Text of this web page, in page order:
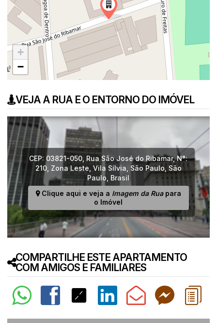
+
−
VEJA A RUA E O ENTORNO DO IMÓVEL
CEP: 03821-050 Rua São José do Ribamar,N°:
210, Zona Leste Vila Sílvia São Paulo São
Paulo Brasil
Clique aqui e veja a Imagem da Ruapara
o Imóvel
COMPARTILHE ESTE APARTAMENTO
COM AMIGOS E FAMILIARES